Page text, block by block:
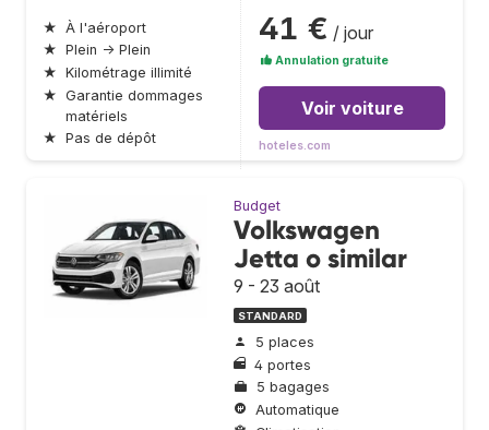
★ À l'aéroport
★ Plein → Plein
★ Kilométrage illimité
★ Garantie dommages
matériels
★ Pas de dépôt
41 € / jour
Annulation gratuite
Voir voiture
hoteles.com
Budget
Volkswagen
Jetta o similar
9 - 23 août
STANDARD
5 places
4 portes
5 bagages
Automatique